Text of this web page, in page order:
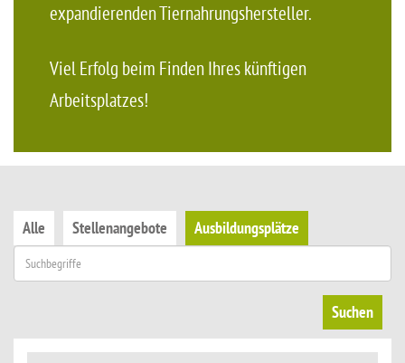
expandierenden Tiernahrungshersteller.
Viel Erfolg beim Finden Ihres künftigen
Arbeitsplatzes!
Alle Stellenangebote Ausbildungsplätze
Suchen